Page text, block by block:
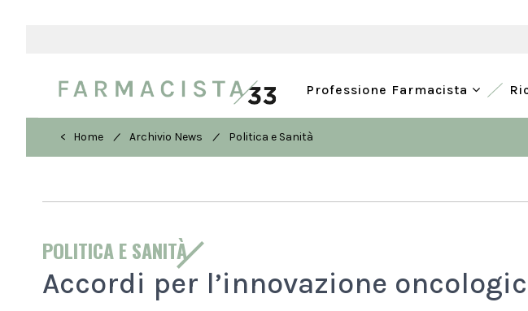
Professione Farmacista
< Home / Archivio News / Politica e Sanità
POLITICA E SANITÀ
Accordi per l’innovazione